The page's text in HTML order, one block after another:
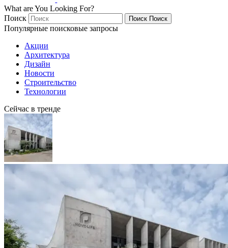
What are You Looking For?
Поиск
Поиск Поиск
Популярные поисковые запросы
Акции
Архитектура
Дизайн
Новости
Строительство
Технологии
Сейчас в тренде